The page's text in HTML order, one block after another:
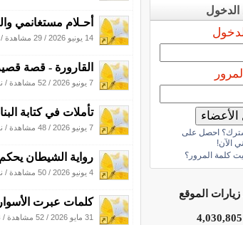
أحـلام مستغانمي
14 يونيو 2026 / 29 مشاهدة /
القارورة - قصة
7 يونيو 2026 / 52 مشاهدة /
تأملات في كتابة
7 يونيو 2026 / 48 مشاهدة /
رواية الشيطان يحكم
4 يونيو 2026 / 50 مشاهدة /
كلمات عبرت الأسوار
31 مايو 2026 / 52 مشاهدة /
احصل على
الآن!
كلمة المرور؟
الموقع
4,030,805